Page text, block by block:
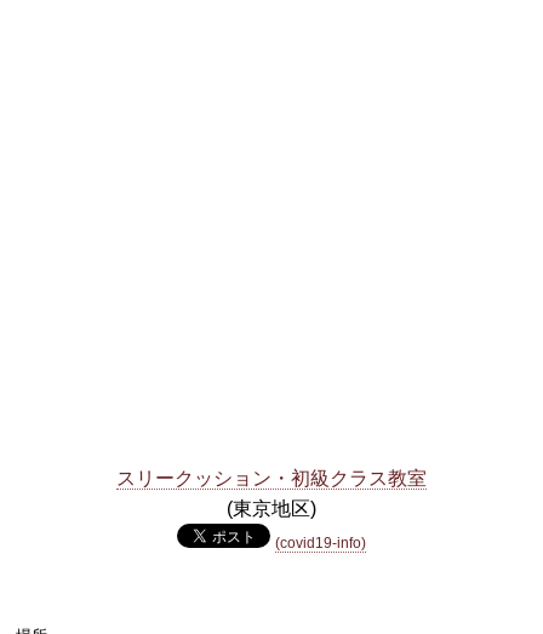
スリークッション・初級クラス教室
(東京地区)
(covid19-info)